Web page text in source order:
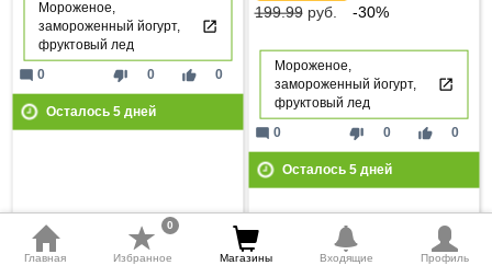
Мороженое,
замороженный йогурт,
фруктовый лед
thumb_down 0 thumb_up 0
mode_comment 0
Осталось 5дней
199.99руб. -30%
Мороженое,
замороженный йогурт,
фруктовый лед
thumb_down 0 thumb_up 0
mode_comment 0
Осталось 5дней
Главная Избранное
0
Магазины Входящие Профиль